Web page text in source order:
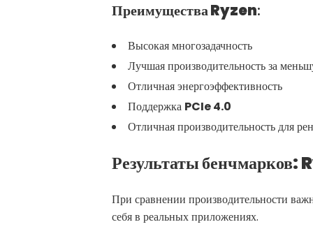
Преимущества Ryzen:
Высокая многозадачность
Лучшая производительность за
Отличная энергоэффективность
Поддержка PCIe 4.0
Отличная производительность для
Результаты
При сравнении производительности
себя в реальных приложениях.